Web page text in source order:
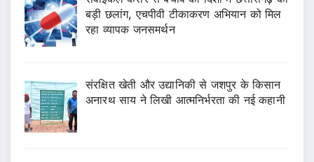
बड़ी छलांग, एचपीवी टीकाकरण अभियान को मिल
रहा व्यापक जनसमर्थन
संरक्षित खेती और उद्यानिकी से जशपुर के किसान
अनारथ साय ने लिखी आत्मनिर्भरता की नई कहानी